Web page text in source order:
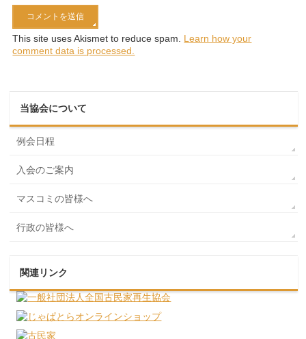
This site uses Akismet to reduce spam. Learn how your
comment data is processed.
当協会について
例会日程
入会のご案内
マスコミの皆様へ
行政の皆様へ
関連リンク